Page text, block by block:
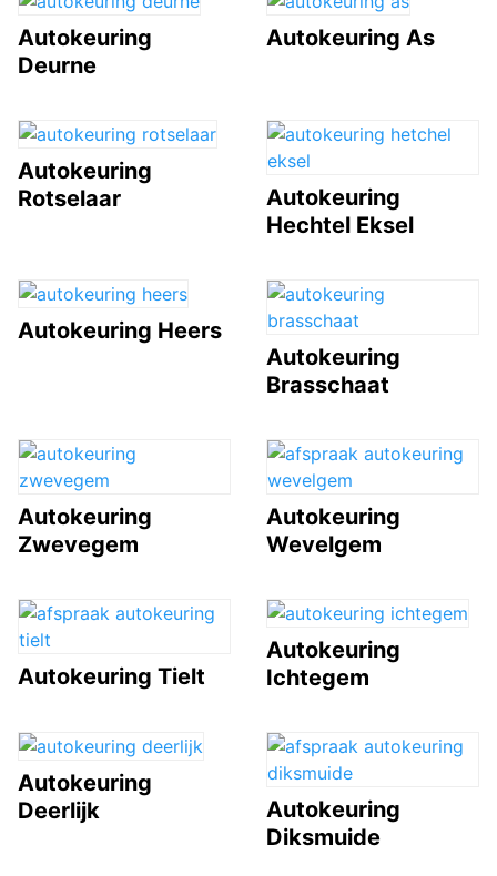
Autokeuring
Deurne
Autokeuring As
Autokeuring
Rotselaar
Autokeuring
Hechtel Eksel
Autokeuring Heers
Autokeuring
Brasschaat
Autokeuring
Zwevegem
Autokeuring
Wevelgem
Autokeuring Tielt
Autokeuring
Ichtegem
Autokeuring
Deerlijk
Autokeuring
Diksmuide